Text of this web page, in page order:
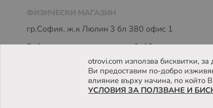
ФИЗИЧЕСКИ МАГАЗИН
гр.София, ж.к Люлин 3 бл 380 офис 1
Работно време: пон - петък 9-18 часа
otrovi.com използва бисквитки,
Ви предоставим по-добро
влияние върху начина, по който
УСЛОВИЯ ЗА ПОЛЗВАНЕ И